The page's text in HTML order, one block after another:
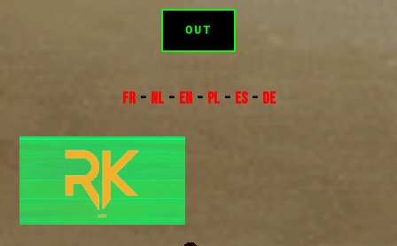
OUT
FR– NL– EN – PL– ES– DE